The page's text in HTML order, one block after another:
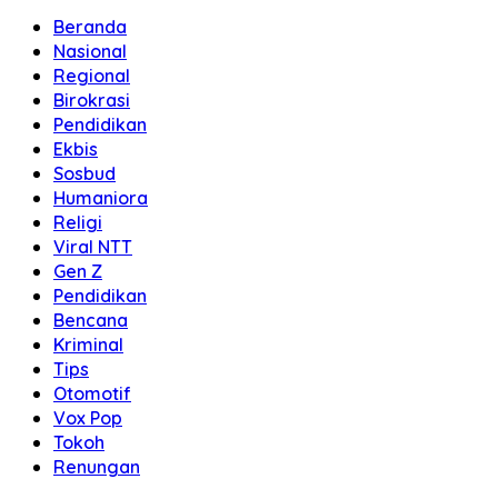
Beranda
Nasional
Regional
Birokrasi
Pendidikan
Ekbis
Sosbud
Humaniora
Religi
Viral NTT
Gen Z
Pendidikan
Bencana
Kriminal
Tips
Otomotif
Vox Pop
Tokoh
Renungan